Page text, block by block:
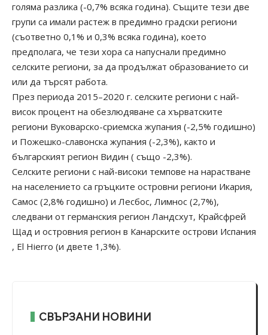
голяма разлика (-0,7% всяка година). Същите тези две
групи са имали растеж в предимно градски региони
(съответно 0,1% и 0,3% всяка година), което
предполага, че тези хора са напуснали предимно
селските региони, за да продължат образованието си
или да търсят работа.
През периода 2015–2020 г. селските региони с най-
висок процент на обезлюдяване са хърватските
региони Вуковарско-сриемска жупания (-2,5% годишно)
и Пожешко-славонска жупания (-2,3%), както и
българският регион Видин ( също -2,3%).
Селските региони с най-високи темпове на нарастване
на населението са гръцките островни региони Икария,
Самос (2,8% годишно) и Лесбос, Лимнос (2,7%),
следвани от германския регион Ландсхут, Крайсфрей
Щад и островния регион в Канарските острови Испания
, El Hierro (и двете 1,3%).
СВЪРЗАНИ НОВИНИ